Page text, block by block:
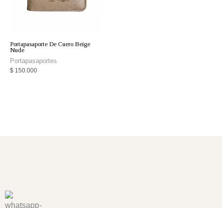
Portapasaporte De Cuero Beige
Nude
Portapasaportes
$ 150.000